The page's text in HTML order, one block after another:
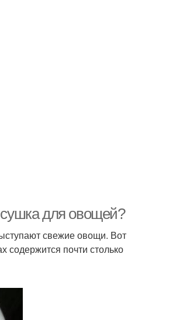
для овощей?
свежие овощи. Вот
содержится почти столько